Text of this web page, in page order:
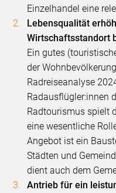
Einzelhandel eine
Lebensqualität
Wirtschaftsstandort
Ein gutes
der
Radreiseanalyse
Radausflügler:innen
Radtourismus spielt
eine wesentliche
Angebot ist ein
Städten und
dient auch dem
Antrieb für ein